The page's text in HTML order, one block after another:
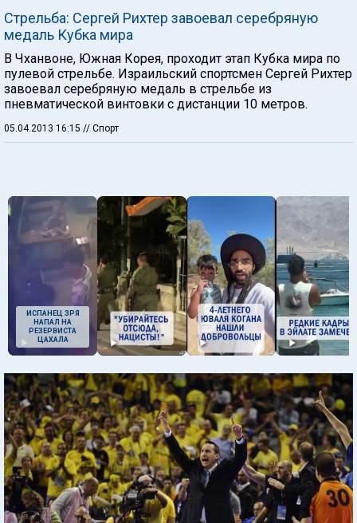
Стрельба: Сергей Рихтер завоевал серебряную
медаль Кубка мира
В Чханвоне, Южная Корея, проходит этап Кубка мира по
пулевой стрельбе. Израильский спортсмен Сергей Рихтер
завоевал серебряную медаль в стрельбе из
пневматической винтовки с дистанции 10 метров.
05.04.2013 16:15 // Спорт
ИСПАНЕЦ ЗРЯ
НАПАЛ НА
РЕЗЕРВИСТА
ЦАХАЛА